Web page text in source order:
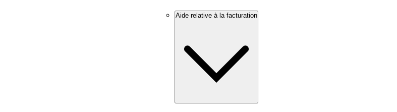
Aide relative à la facturation